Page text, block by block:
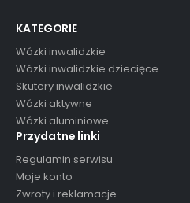
KATEGORIE
Wózki inwalidzkie
Wózki inwalidzkie dziecięce
Skutery inwalidzkie
Wózki aktywne
Wózki aluminiowe
Przydatne linki
Regulamin serwisu
Moje konto
Zwroty i reklamacje